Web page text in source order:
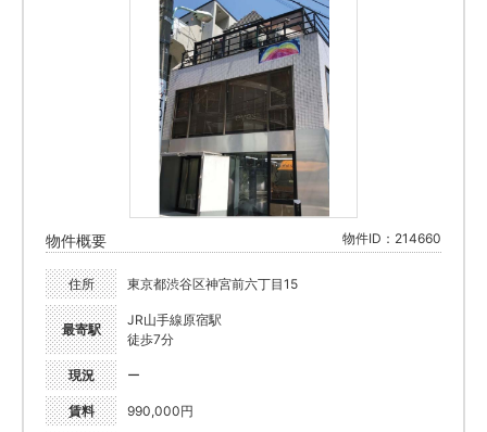
物件概要 物件ID：214660
住所 東京都渋谷区神宮前六丁目15
最寄駅
JR山手線原宿駅
徒歩7分
現況 ー
賃料 990,000円